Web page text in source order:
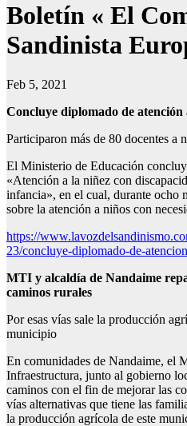
Boletín « El
Sandinista
Feb 5, 2021
Concluye diplomado de atención
Participaron más de 80 docentes a
El Ministerio de Educación
«Atención a la niñez con
infancia», en el cual, durante ocho
sobre la atención a niños con
https://
23/concluye-diplomado-de-
MTI y alcaldía de Nandaime
caminos rurales
Por esas vías sale la producción
municipio
En comunidades de Nandaime, el
Infraestructura, junto al gobierno
caminos con el fin de mejorar las
vías alternativas que tiene las
la producción agrícola de este